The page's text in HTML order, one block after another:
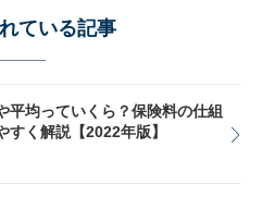
ている記事
平均っていくら？保険料の仕組
すく解説【2022年版】